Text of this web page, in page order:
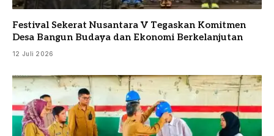
Festival Sekerat Nusantara V Tegaskan Komitmen
Desa Bangun Budaya dan Ekonomi Berkelanjutan
12 Juli 2026